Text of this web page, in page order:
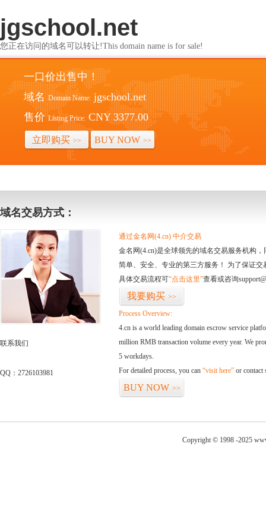
jgschool.net
您正在访问的域名可以转让!This domain name is for sale!
一口价出售中！
域名 Domain Name: jgschool.net
售价 Listing Price: CNY 3377.00
立即购买 >> BUY NOW >>
域名交易方式：
联系我们
QQ：2726103981
通过金名网(4.cn) 中介交易
金名网(4.cn)是全球领先的域名交易服务机构
简单、安全、专业的第三方服务！ 为了保证
具体交易流程可“点击这里”查看或咨询
我要购买 >>
Process Overview:
4.cn is a world leading domain escrow service
million RMB transaction volume every year. We
5 workdays.
For detailed process, you can “visit here” or contact
BUY NOW >>
Copyright © 1998 -2025